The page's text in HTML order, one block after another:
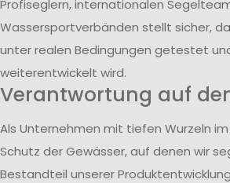
Profiseglern, internationalen
Wassersportverbänden stellt sicher,
unter realen Bedingungen getestet
weiterentwickelt wird.
Verantwortung auf
Als Unternehmen mit tiefen Wurzeln
Schutz der Gewässer, auf denen wir
Bestandteil unserer